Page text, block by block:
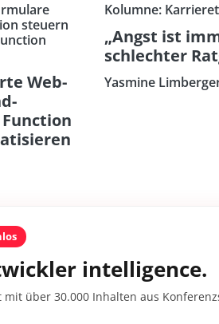
steuern
Web-
Kolumne:
„Angst ist
schlechter
Yasmine
intelligence.
mit über 30.000 Inhalten aus